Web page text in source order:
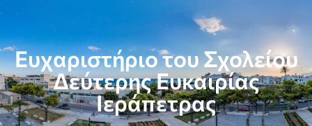
Ευχαριστήριο του Σχολείου
Δεύτερης Ευκαιρίας
Ιεράπετρας